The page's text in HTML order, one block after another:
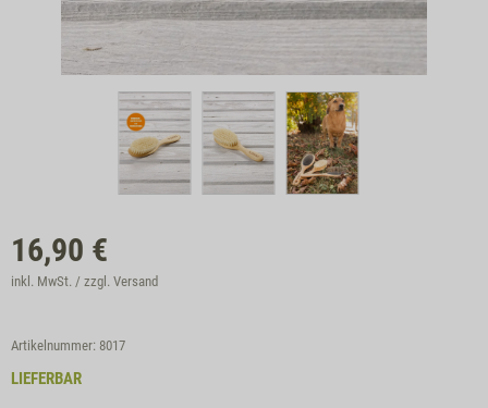
16,90 €
inkl. MwSt. / zzgl. Versand
Artikelnummer: 8017
LIEFERBAR